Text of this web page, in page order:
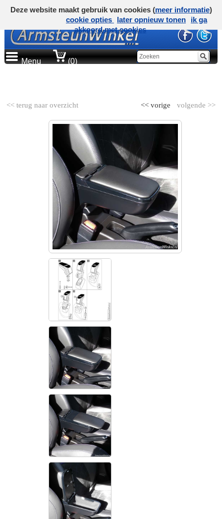
Menu (0)
<< terug naar overzicht volgende >>
<< vorige
Deze website maakt gebruik van cookies (meer informatie)
cookie opties
later opnieuw tonen
ik ga
akkoord met cookies